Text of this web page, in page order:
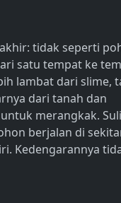
tidak seperti
satu tempat ke
lambat dari slime,
dari tanah dan
merangkak.
berjalan di
Kedengarannya